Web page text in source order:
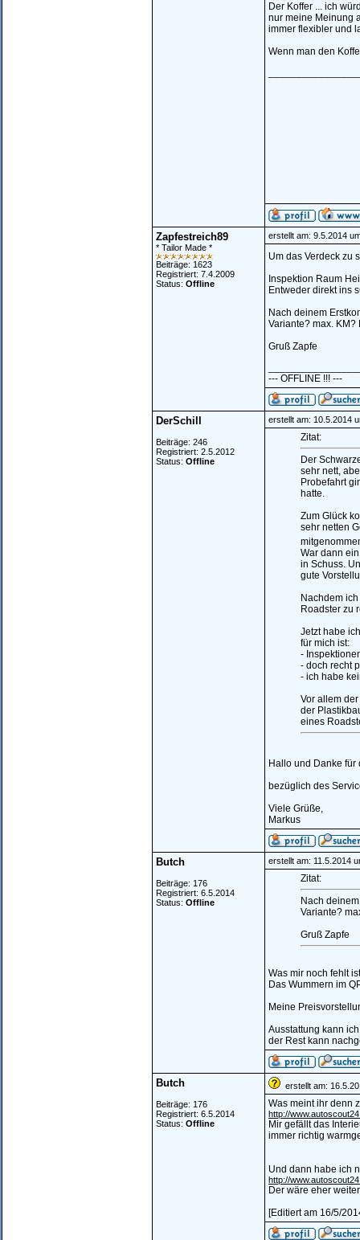
Der Koffer ... ich
nur meine Meinung
immer flexibler und
Wenn man den
Zapfestreich89
* Tailor Made *
Beiträge: 1623
Registriert: 7.4.2009
Status: Offline
erstellt am: 9.5.2014
Um das Verdeck zu
Inspektion Raum
Entweder direkt ins
Nach deinem
Variante? max.
Gruß Zapfe
--- OFFLINE !!! ---
DerSchill
Beiträge: 246
Registriert: 2.5.2012
Status: Offline
erstellt am: 10.5.2014
Zitat:
Der
sehr nett,
Probefahrt
hatte.
Zum Glück
sehr netten
War dann
in Schuss.
gute
Nachdem
Roadster zu
Jetzt habe
für mich ist:
-
- doch recht
- ich habe
Vor allem
der
eines
Hallo und Danke
bezüglich des
Viele Grüße,
Markus
Butch
Beiträge: 176
Registriert: 6.5.2014
Status: Offline
erstellt am: 11.5.2014
Zitat:
Nach
Variante?
Gruß Zapfe
Was mir noch fehlt
Das Wummern im
Meine
Ausstattung kann
der Rest kann
Butch
Beiträge: 176
Registriert: 6.5.2014
Status: Offline
erstellt am:
Was meint ihr denn
http://
Mir gefällt das
immer richtig
Und dann habe ich
http://
Der wäre eher
[Editiert am 16/5/